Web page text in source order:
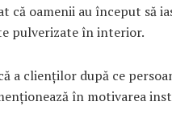
că oamenii au început să
pulverizate în interior.
a clienților după ce
în motivarea